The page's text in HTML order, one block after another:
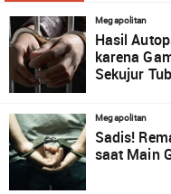
Megapolitan
Hasil
karena
Sekujur
Megapolitan
Sadis!
saat Main